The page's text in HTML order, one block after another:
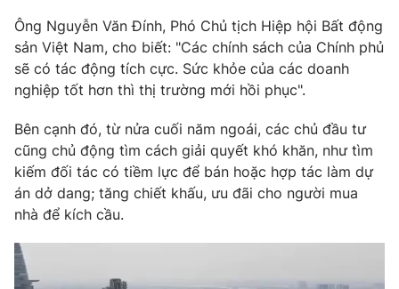
VTV Sức khoẻ Bất động sản
VTV4 Vươn mình bằng AI
VTV9
Liên hệ tòa soạn
Ông Nguyễn Văn Đính, Phó Chủ tịch Hiệp hội Bất động
sản Việt Nam, cho biết: "Các chính sách của Chính phủ
sẽ có tác động tích cực. Sức khỏe của các doanh
nghiệp tốt hơn thì thị trường mới hồi phục".
Bên cạnh đó, từ nửa cuối năm ngoái, các chủ đầu tư
cũng chủ động tìm cách giải quyết khó khăn, như tìm
kiếm đối tác có tiềm lực để bán hoặc hợp tác làm dự
án dở dang; tăng chiết khấu, ưu đãi cho người mua
nhà để kích cầu.